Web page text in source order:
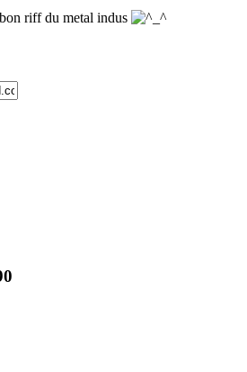
riff du metal indus